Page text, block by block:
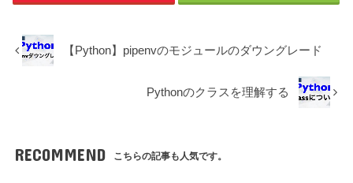
【Python】pipenvのモジュールのダウングレード
Pythonのクラスを理解する
RECOMMEND こちらの記事も人気です。